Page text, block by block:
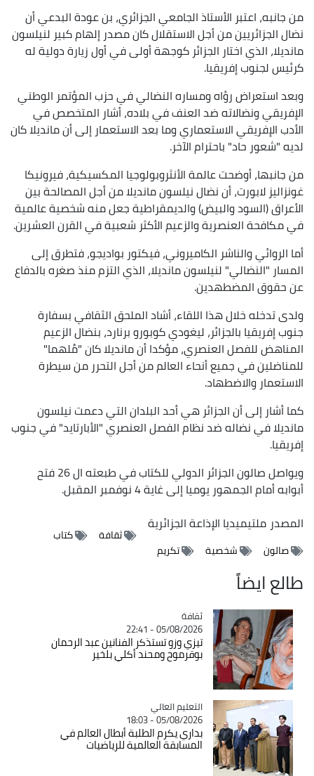
من جانبه، اعتبر الأستاذ الجامعي الجزائري، بن عودة البدعي أن
نضال الجزائريين من أجل الاستقلال كان مصدر إلهام كبير لنيلسون
مانديلا، الذي اختار الجزائر كوجهة أولى في أول زيارة دولية له
كرئيس لجنوب إفريقيا.
وبعد استعراض رؤاه ومساره النضالي في حزب المؤتمر الوطني
الإفريقي ونضالاته ضد العنف في بلاده، أشار المتخصص في
الأدب الإفريقي الاستعماري وما بعد الاستعمار إلى أن مانديلا كان
لديه "شعور حاد" باحترام الآخر.
من جانبها، أوضحت عالمة الأنثروبولوجيا المكسيكية، فيرونيكا
غونزاليز لابورت، أن نضال نيلسون مانديلا من أجل المصالحة بين
الأعراق (السود والبيض) والديمقراطية جعل منه شخصية عالمية
في مكافحة العنصرية والزعيم الأكثر شعبية في القرن العشرين.
أما الروائي والناشر الكاميروني، فيكتور بواديجو، فتطرق إلى
المسار "النضالي" لنيلسون مانديلا، الذي التزم منذ صغره بالدفاع
عن حقوق المضطهدين.
ولدى تدخله خلال هذا اللقاء، أشاد الملحق الثقافي بسفارة
جنوب إفريقيا بالجزائر، ليغودي كوبورو برنارد، بنضال الزعيم
المناهض للفصل العنصري، مؤكدا أن مانديلا كان "مُلهما"
للمناضلين في جميع أنحاء العالم من أجل التحرر من سيطرة
الاستعمار والاضطهاد.
كما أشار إلى أن الجزائر هي أحد البلدان التي دعمت نيلسون
مانديلا في نضاله ضد نظام الفصل العنصري "الأبارتايد" في جنوب
إفريقيا.
ويواصل صالون الجزائر الدولي للكتاب في طبعته ال 26 فتح
أبوابه أمام الجمهور يوميا إلى غاية 4 نوفمبر المقبل.
المصدرملتيميديا الإذاعة الجزائرية
ثقافة
كتاب
صالون
شخصية تكريم
طالع ايضاً
Catégorie
ثقافة
05/08/2026 - 22:41
تيزي وزو تستذكر الفنانين عبد الرحمان
بوقرموح ومحند أكلي بلخير
Catégorie
التعليم العالي
05/08/2026 - 18:03
بداري يكرم الطلبة أبطال العالم في
المسابقة العالمية للرياضيات